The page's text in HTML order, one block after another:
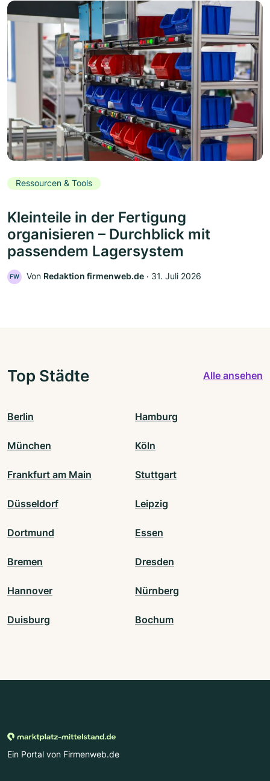
Ressourcen & Tools
Kleinteile in der Fertigung
organisieren – Durchblick mit
passendem Lagersystem
FW Von Redaktion firmenweb.de ‧ 31. Juli 2026
Top Städte Alle ansehen
Berlin Hamburg
München Köln
Frankfurt am Main Stuttgart
Düsseldorf Leipzig
Dortmund Essen
Bremen Dresden
Hannover Nürnberg
Duisburg Bochum
Ein Portal von Firmenweb.de